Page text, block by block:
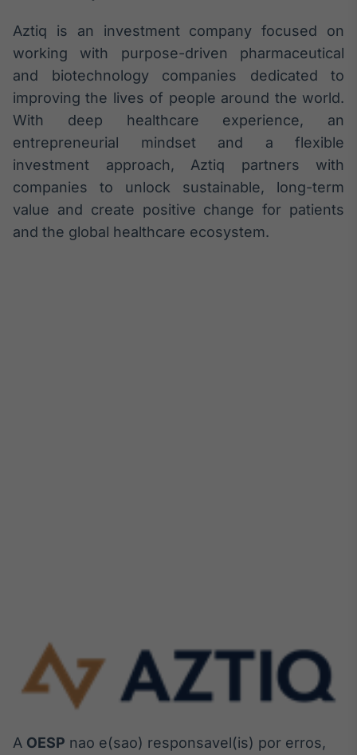
Curadoria
Curadoria de
noticiosos
Soluções de
Tecnologia
Broadcast
Radar
Monitoramento
inteligente de
notícias e
Em breve
Tokenização
Aztiq is an investment company focused on
working with purpose-driven pharmaceutical
and biotechnology companies dedicated to
improving the lives of people around the world.
With deep healthcare experience, an
entrepreneurial mindset and a flexible
investment approach, Aztiq partners with
companies to unlock sustainable, long-term
value and create positive change for patients
and the global healthcare ecosystem.
A OESP nao e(sao) responsavel(is) por erros,